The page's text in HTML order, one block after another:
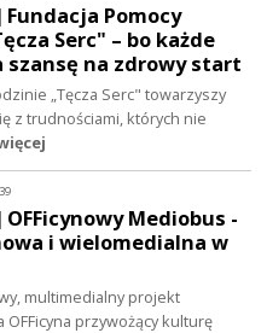
Fundacja Pomocy
Serc" – bo każde
szansę na zdrowy start
„Tęcza Serc" towarzyszy
z trudnościami, których nie
OFFicynowy Mediobus -
i wielomedialna w
multimedialny projekt
przywożący kulturę